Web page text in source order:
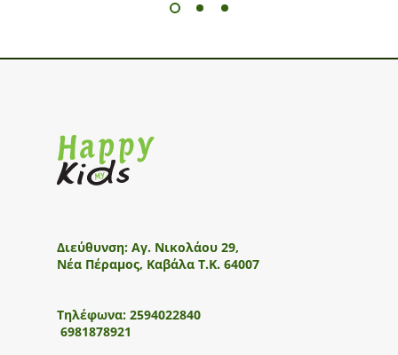
Διεύθυνση: Αγ. Νικολάου 29,
Νέα Πέραμος, Καβάλα Τ.Κ. 64007
Τηλέφωνα: 2594022840
6981878921